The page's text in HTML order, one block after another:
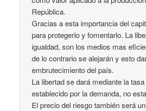
República.
Gracias a esta importancia del
para protegerlo y fomentarlo. La
igualdad, son los medios mas
de lo contrario se alejarán y esto
embrutecimiento del país.
La libertad se dará mediante la
establecido por la demanda, no
El precio del riesgo también será